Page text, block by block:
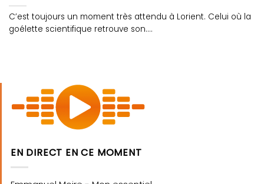
C’est toujours un moment très attendu à Lorient. Celui où la
goélette scientifique retrouve son....
EN DIRECT EN CE MOMENT